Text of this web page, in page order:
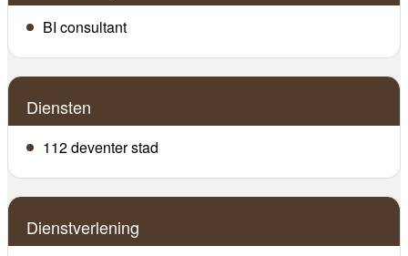
BI consultant
Diensten
112 deventer stad
Dienstverlening